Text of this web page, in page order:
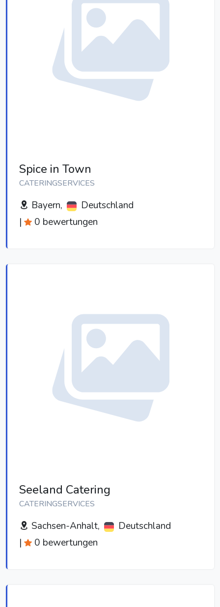
Spice in Town
CATERINGSERVICES
Bayern,
Deutschland
|
0 bewertungen
Seeland Catering
CATERINGSERVICES
Sachsen-Anhalt,
Deutschland
|
0 bewertungen